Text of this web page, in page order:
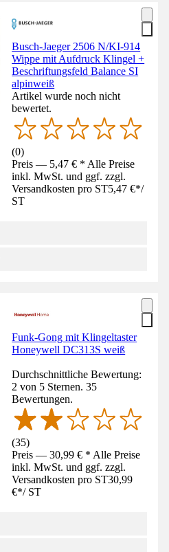
Busch-Jaeger 2506 N/KI-914
Wippe mit Aufdruck Klingel +
Beschriftungsfeld Balance SI
alpinweiß
Artikel wurde noch nicht
bewertet.
(0)
Preis — 5,47 € * Alle Preise
inkl. MwSt. und ggf. zzgl.
Versandkosten pro ST5,47 €*/
ST
Funk-Gong mit Klingeltaster
Honeywell DC313S weiß
Durchschnittliche Bewertung:
2 von 5 Sternen. 35
Bewertungen.
(35)
Preis — 30,99 € * Alle Preise
inkl. MwSt. und ggf. zzgl.
Versandkosten pro ST30,99
€*/ ST